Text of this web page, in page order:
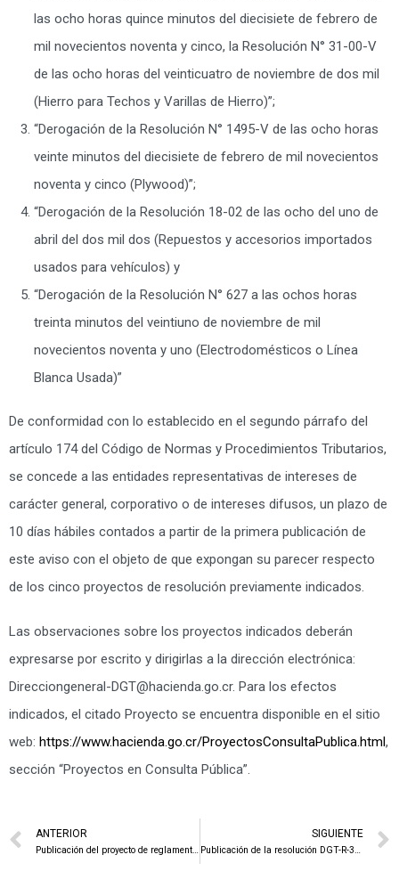
las ocho horas quince minutos del diecisiete de febrero de
mil novecientos noventa y cinco, la Resolución N° 31-00-V
de las ocho horas del veinticuatro de noviembre de dos mil
(Hierro para Techos y Varillas de Hierro)”;
“Derogación de la Resolución N° 1495-V de las ocho horas
veinte minutos del diecisiete de febrero de mil novecientos
noventa y cinco (Plywood)”;
“Derogación de la Resolución 18-02 de las ocho del uno de
abril del dos mil dos (Repuestos y accesorios importados
usados para vehículos) y
“Derogación de la Resolución N° 627 a las ochos horas
treinta minutos del veintiuno de noviembre de mil
novecientos noventa y uno (Electrodomésticos o Línea
Blanca Usada)”
De conformidad con lo establecido en el segundo párrafo del
artículo 174 del Código de Normas y Procedimientos Tributarios,
se concede a las entidades representativas de intereses de
carácter general, corporativo o de intereses difusos, un plazo de
10 días hábiles contados a partir de la primera publicación de
este aviso con el objeto de que expongan su parecer respecto
de los cinco proyectos de resolución previamente indicados.
Las observaciones sobre los proyectos indicados deberán
expresarse por escrito y dirigirlas a la dirección electrónica:
Direcciongeneral-DGT@hacienda.go.cr. Para los efectos
indicados, el citado Proyecto se encuentra disponible en el sitio
web: https://www.hacienda.go.cr/ProyectosConsultaPublica.html,
sección “Proyectos en Consulta Pública”.
ANTERIOR
Publicación del proyecto de reglamento para condonar intereses y sanciones a trabajadores independientes y patronos.
SIGUIENTE
Publicación de la resolución DGT-R-39-2022 que deroga la RES. DGT-R-02-2015